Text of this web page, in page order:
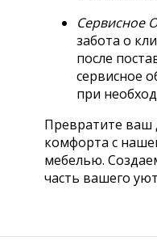
Сервисное
забота о
после
сервисное
при
Превратите ваш
комфорта с
мебелью.
часть вашего